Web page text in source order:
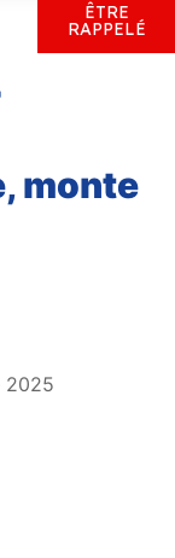
ÊTRE
RAPPELÉ
monte
2025